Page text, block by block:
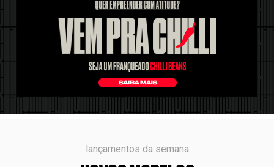
lançamentos da semana